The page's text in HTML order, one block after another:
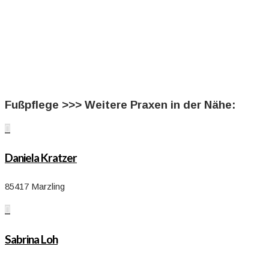
Fußpflege >>> Weitere Praxen in der Nähe:

Daniela Kratzer
85417 Marzling

Sabrina Loh